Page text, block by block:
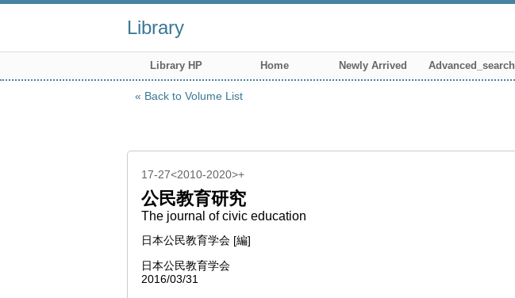
Library
Library HP Home Newly Arrived Advanced_search
Back to Volume List
17-27<2010-2020>+
公民教育研究
The journal of civic education
日本公民教育学会 [編]
日本公民教育学会
2016/03/31